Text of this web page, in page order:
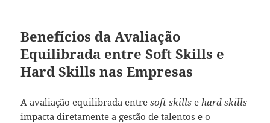
Benefícios da Avaliação
Equilibrada entre Soft Skills e
Hard Skills nas Empresas
A avaliação equilibrada entresoft skills e hard skills
impacta diretamente a gestão de talentos e o